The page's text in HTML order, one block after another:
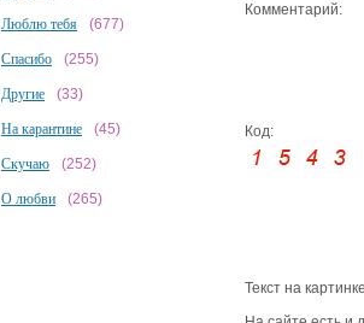
Люблю тебя (677)
Спасибо (255)
Другие (33)
На карантине (45)
Скучаю (252)
О любви (265)
Комментарий:
Код:
Текст на